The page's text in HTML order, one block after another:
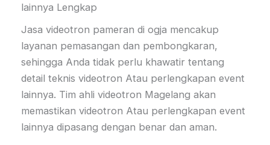
lainnya Lengkap
Jasa videotron pameran di ogja mencakup
layanan pemasangan dan pembongkaran,
sehingga Anda tidak perlu khawatir tentang
detail teknis videotron Atau perlengkapan event
lainnya. Tim ahli videotron Magelang akan
memastikan videotron Atau perlengkapan event
lainnya dipasang dengan benar dan aman.